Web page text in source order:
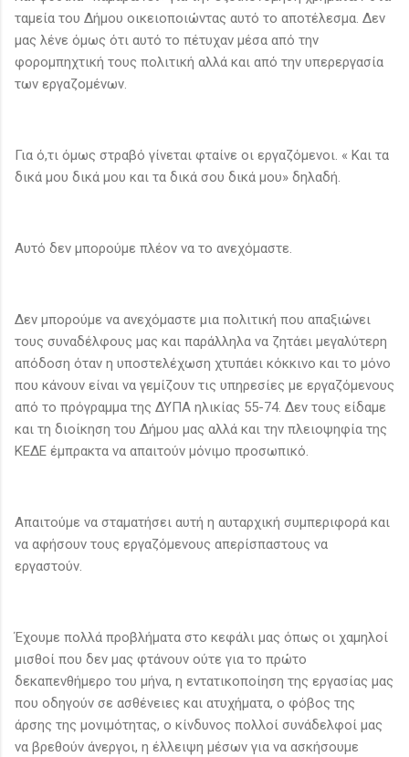
ταμεία του Δήμου οικειοποιώντας αυτό το αποτέλεσμα. Δεν
μας λένε όμως ότι αυτό το πέτυχαν μέσα από την
φορομπηχτική τους πολιτική αλλά και από την υπερεργασία
των εργαζομένων.
Για ό,τι όμως στραβό γίνεται φταίνε οι εργαζόμενοι. « Και τα
δικά μου δικά μου και τα δικά σου δικά μου» δηλαδή.
Αυτό δεν μπορούμε πλέον να το ανεχόμαστε.
Δεν μπορούμε να ανεχόμαστε μια πολιτική που απαξιώνει
τους συναδέλφους μας και παράλληλα να ζητάει μεγαλύτερη
απόδοση όταν η υποστελέχωση χτυπάει κόκκινο και το μόνο
που κάνουν είναι να γεμίζουν τις υπηρεσίες με εργαζόμενους
από το πρόγραμμα της ΔΥΠΑ ηλικίας 55-74. Δεν τους είδαμε
και τη διοίκηση του Δήμου μας αλλά και την πλειοψηφία της
ΚΕΔΕ έμπρακτα να απαιτούν μόνιμο προσωπικό.
Απαιτούμε να σταματήσει αυτή η αυταρχική συμπεριφορά και
να αφήσουν τους εργαζόμενους απερίσπαστους να
εργαστούν.
Έχουμε πολλά προβλήματα στο κεφάλι μας όπως οι χαμηλοί
μισθοί που δεν μας φτάνουν ούτε για το πρώτο
δεκαπενθήμερο του μήνα, η εντατικοποίηση της εργασίας μας
που οδηγούν σε ασθένειες και ατυχήματα, ο φόβος της
άρσης της μονιμότητας, ο κίνδυνος πολλοί συνάδελφοί μας
να βρεθούν άνεργοι, η έλλειψη μέσων για να ασκήσουμε